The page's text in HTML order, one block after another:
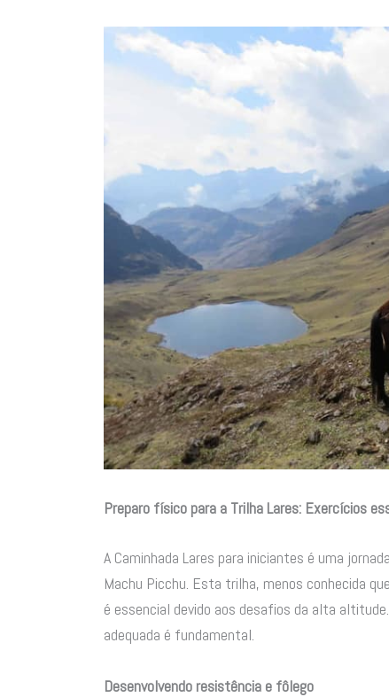
Preparo físico para a Trilha Lares: Exercícios
A Caminhada Lares para iniciantes é uma
Machu Picchu. Esta trilha, menos conhecida
é essencial devido aos desafios da alta
adequada é fundamental.
Desenvolvendo resistência e fôlego